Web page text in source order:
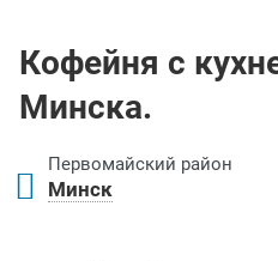
Кофейня с
Минска.
Первомайский район
Минск